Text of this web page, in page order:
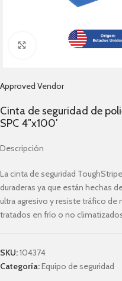
Click to enlarge
Approved Vendor
Cinta de seguridad de
SPC 4″x100′
Descripción
La cinta de seguridad
duraderas ya que están hechas
ultra agresivo y resiste tráfico de
tratados en frío o no
SKU:104374
Categoría:Equipo de seguridad